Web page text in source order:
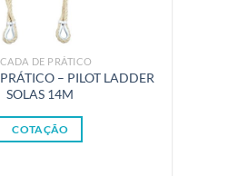
DE PRÁTICO
– PILOT LADDER
SOLAS 14M
COTAÇÃO